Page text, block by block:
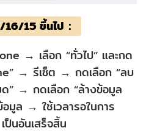
15 ขึ้นไป：
→ เลือก “ทั่วไป” และกด
→ รีเซ็ต → กดเลือก “ลบ
ด” → กดเลือก “ล้างข้อมูล
มูล → ใช้เวลารอในการ
ป็นอันเสร็จสิ้น